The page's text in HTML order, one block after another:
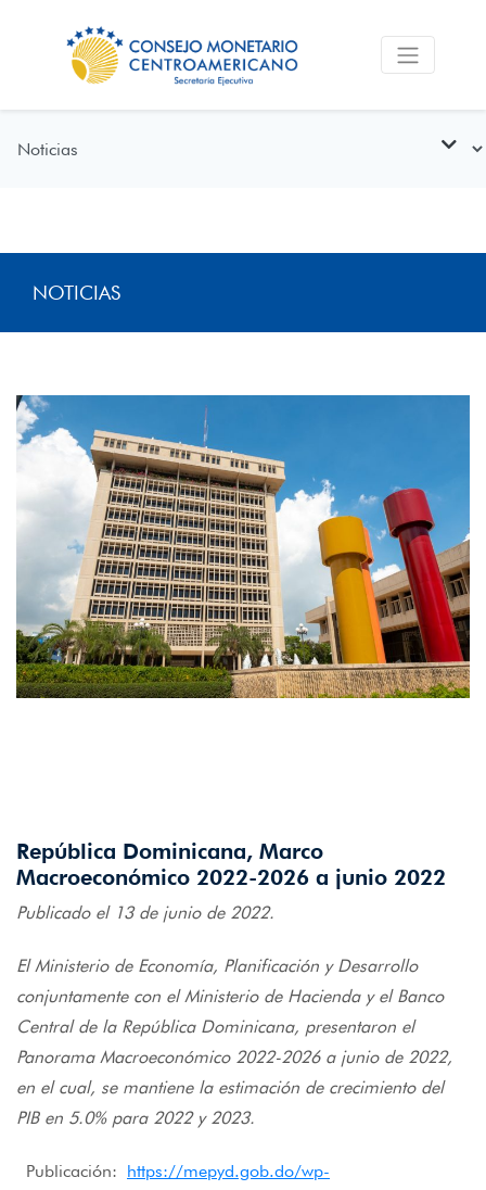
NOTICIAS
República Dominicana, Marco
Macroeconómico 2022-2026 a junio 2022
Publicado el 13 de junio de 2022.
El Ministerio de Economía, Planificación y Desarrollo
conjuntamente con el Ministerio de Hacienda y el Banco
Central de la República Dominicana, presentaron el
Panorama Macroeconómico 2022-2026 a junio de 2022,
en el cual, se mantiene la estimación de crecimiento del
PIB en 5.0% para 2022 y 2023.
Publicación: https://mepyd.gob.do/wp-